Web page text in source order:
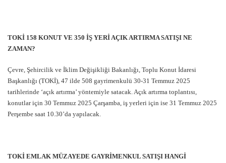
TOKİ 158 KONUT VE 350 İŞ YERİ AÇIK ARTIRMA SATIŞI NE
ZAMAN?
Çevre, Şehircilik ve İklim Değişikliği Bakanlığı, Toplu Konut İdaresi
Başkanlığı (TOKİ), 47 ilde 508 gayrimenkulü 30-31 Temmuz 2025
tarihlerinde ‘açık artırma’ yöntemiyle satacak. Açık artırma toplantısı,
konutlar için 30 Temmuz 2025 Çarşamba, iş yerleri için ise 31 Temmuz 2025
Perşembe saat 10.30’da yapılacak.
TOKİ EMLAK MÜZAYEDE GAYRİMENKUL SATIŞI HANGİ